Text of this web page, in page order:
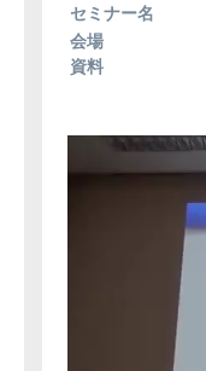
セミナー名
会場
資料